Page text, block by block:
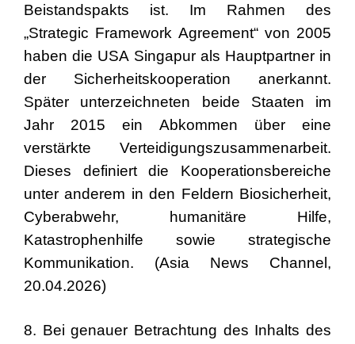
Beistandspakts ist. Im Rahmen des
„Strategic Framework Agreement“ von 2005
haben die USA Singapur als Hauptpartner in
der Sicherheitskooperation anerkannt.
Später unterzeichneten beide Staaten im
Jahr 2015 ein Abkommen über eine
verstärkte Verteidigungszusammenarbeit.
Dieses definiert die Kooperationsbereiche
unter anderem in den Feldern Biosicherheit,
Cyberabwehr, humanitäre Hilfe,
Katastrophenhilfe sowie strategische
Kommunikation. (Asia News Channel,
20.04.2026)
8. Bei genauer Betrachtung des Inhalts des